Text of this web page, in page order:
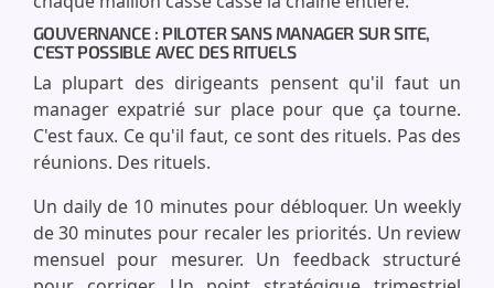
GOUVERNANCE : PILOTER SANS MANAGER SUR SITE,
C'EST POSSIBLE AVEC DES RITUELS
La plupart des dirigeants pensent qu'il faut un
manager expatrié sur place pour que ça tourne.
C'est faux. Ce qu'il faut, ce sont des rituels. Pas des
réunions. Des rituels.
Un daily de 10 minutes pour débloquer. Un weekly
de 30 minutes pour recaler les priorités. Un review
mensuel pour mesurer. Un feedback structuré